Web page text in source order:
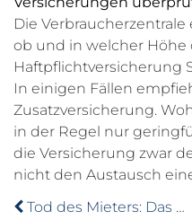
Die
ob und in welcher Höhe
Haftpflichtversicherung
In einigen Fällen
Zusatzversicherung.
in der Regel nur
die Versicherung zwar
nicht den Austausch
Tod des Mieters: Das müssen Vermieter wissen